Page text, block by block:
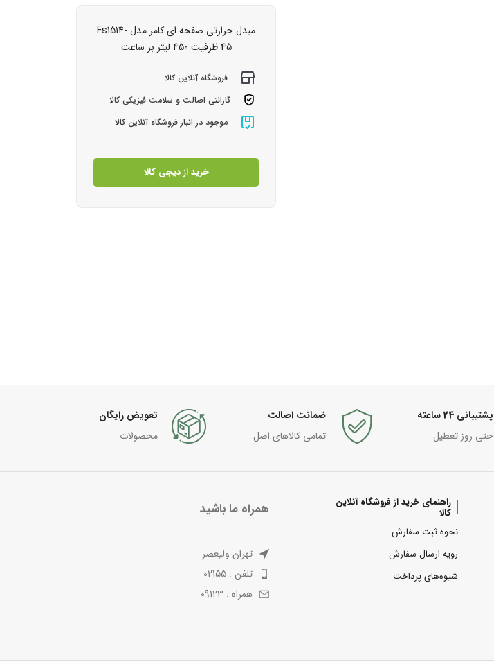
مبدل حرارتی صفحه ای کامر مدل Fs1514-
45 ظرفیت 450 لیتر بر ساعت
فروشگاه آنلاین کالا
گارانتی اصالت و سلامت فیزیکی کالا
موجود در انبار فروشگاه آنلاین کالا
خرید از دیجی کالا
پشتیبانی 24 ساعته
حتی روز تعطیل
ضمانت اصالت
تمامی کالاهای اصل
تعویض رایگان
محصولات
راهنمای خرید از فروشگاه آنلاین
کالا
نحوه ثبت سفارش
رویه ارسال سفارش
شیوه‌های پرداخت
همراه ما باشید
تهران ولیعصر
تلفن : 02155
همراه : 09123